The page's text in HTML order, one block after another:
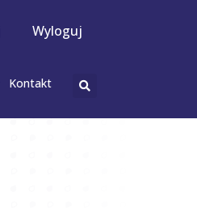
Wyloguj
Kontakt